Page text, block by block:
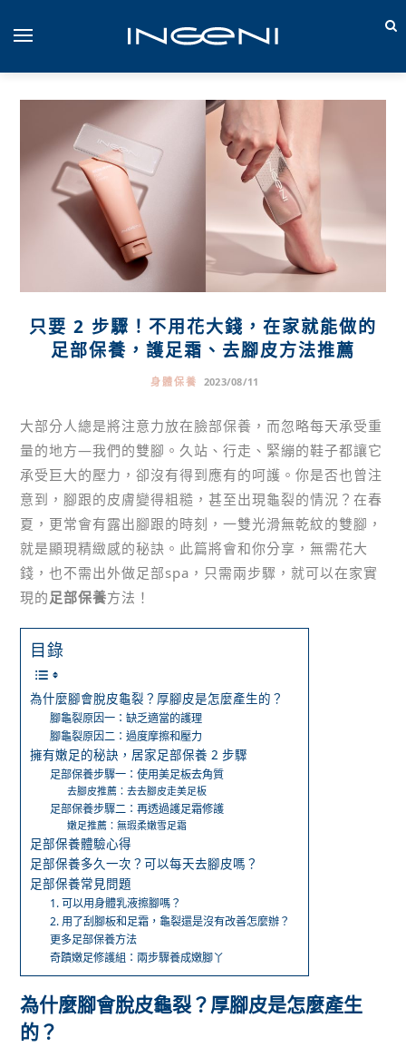
只要 2 步驟！不用花大錢，在家就能做的
足部保養，護足霜、去腳皮方法推薦
身體保養 2023/08/11
大部分人總是將注意力放在臉部保養，而忽略每天承受重
量的地方—我們的雙腳。久站、行走、緊繃的鞋子都讓它
承受巨大的壓力，卻沒有得到應有的呵護。你是否也曾注
意到，腳跟的皮膚變得粗糙，甚至出現龜裂的情況？在春
夏，更常會有露出腳跟的時刻，一雙光滑無乾紋的雙腳，
就是顯現精緻感的秘訣。此篇將會和你分享，無需花大
錢，也不需出外做足部spa，只需兩步驟，就可以在家實
現的 足部保養方法！
目錄
為什麼腳會脫皮龜裂？厚腳皮是怎麼產生的？
腳龜裂原因一：缺乏適當的護理
腳龜裂原因二：過度摩擦和壓力
擁有嫩足的秘訣，居家足部保養 2 步驟
足部保養步驟一：使用美足板去角質
去腳皮推薦：去去腳皮走美足板
足部保養步驟二：再透過護足霜修護
嫩足推薦：無瑕柔嫩雪足霜
足部保養體驗心得
足部保養多久一次？可以每天去腳皮嗎？
足部保養常見問題
1. 可以用身體乳液擦腳嗎？
2. 用了刮腳板和足霜，龜裂還是沒有改善怎麼辦？
更多足部保養方法
奇蹟嫩足修護組：兩步驟養成嫩腳丫
為什麼腳會脫皮龜裂？厚腳皮是怎麼產生
的？